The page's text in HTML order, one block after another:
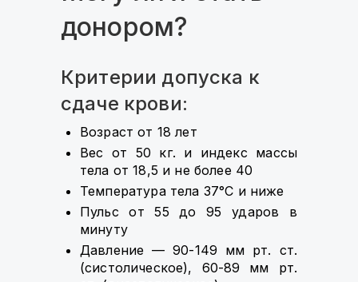
донором?
Критерии допуска к
сдаче крови:
Возраст от 18 лет
Вес от 50 кг. и индекс массы
тела от 18,5 и не более 40
Температура тела 37°С и ниже
Пульс от 55 до 95 ударов в
минуту
Давление — 90-149 мм рт. ст.
(систолическое), 60-89 мм рт.